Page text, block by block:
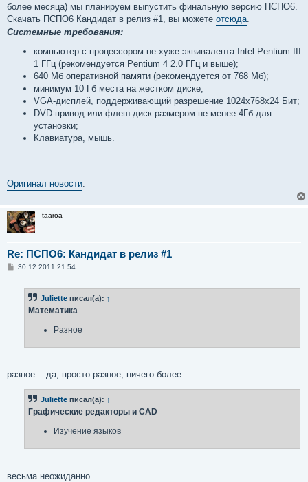
более месяца) мы планируем выпустить финальную версию ПСПО6.
Скачать ПСПО6 Кандидат в релиз #1, вы можете отсюда
Системные требования:
компьютер с процессором не хуже эквивалента Intel Pentium III
1 ГГц (рекомендуется Pentium 4 2.0 ГГц и выше);
640 Мб оперативной памяти (рекомендуется от 768 Мб);
минимум 10 Гб места на жестком диске;
VGA-дисплей, поддерживающий разрешение 1024x768x24 Бит;
DVD-привод или флеш-диск размером не менее 4Гб для
установки;
Клавиатура, мышь.
Оригинал новости
taaroa
Re: ПСПО6: Кандидат в релиз #1
С30.12.2011 21:54
Juliette писал(а): ↑
Математика
Разное
разное... да, просто разное, ничего более.
Juliette писал(а): ↑
Графические редакторы и CAD
Изучение языков
весьма неожиданно.